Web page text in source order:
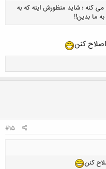
کنه ؛ شاید منظورش اینه که به
ما بدین!!
شود...
کنن
#15
کنن